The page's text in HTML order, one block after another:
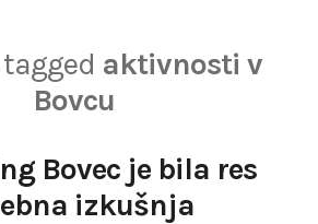
aktivnosti v
Bovcu
Bovec je bila res
izkušnja